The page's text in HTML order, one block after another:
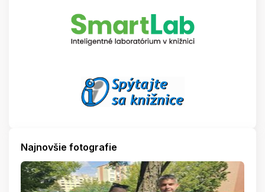
Najnovšie fotografie